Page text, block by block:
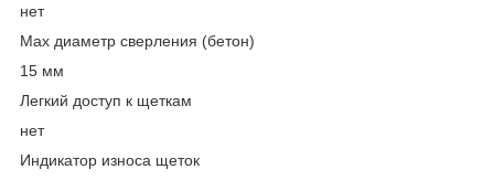
нет
Мах диаметр сверления (бетон)
15 мм
Легкий доступ к щеткам
нет
Индикатор износа щеток